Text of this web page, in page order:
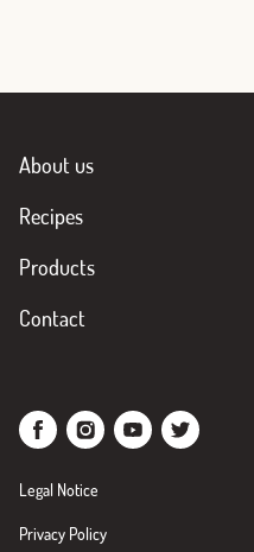
About us
Recipes
Products
Contact
Legal Notice
Privacy Policy